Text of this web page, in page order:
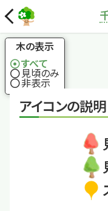
アイコンの説明
国土地理院
木の表示
すべて
見頃のみ
非表示